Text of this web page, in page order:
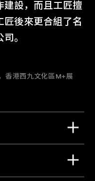
建設，而且工匠擅
匠後來更合組了名
。
香港西九文化區M+展